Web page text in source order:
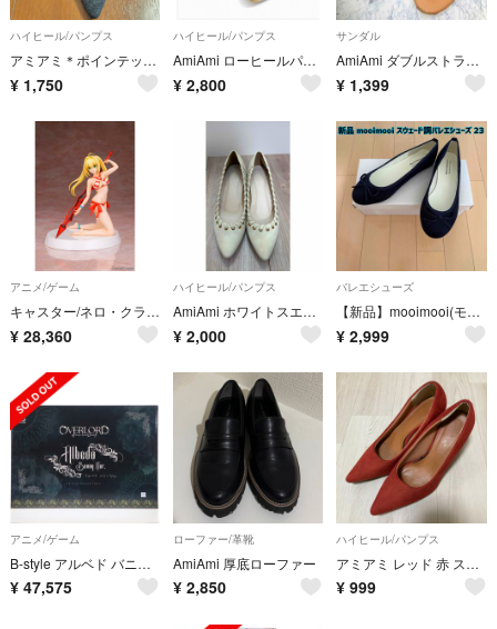
ハイヒール/パンプス
アミアミ＊ポインテッドトゥヒールパンプス
¥ 1,750
ハイヒール/パンプス
AmiAmi ローヒールパンプス 23.5cm
¥ 2,800
サンダル
AmiAmi ダブルストラップ ウエッジ サンダル シルバー スネーク ベージュ
¥ 1,399
アニメ/ゲーム
キャスター/ネロ・クラウディウス【Summer Queens】 Fate/Grand Order(フェイト/グランドオーダー) 1/8 完成品 フィギュア あみあみ&でじたみん&東京フィギュア限定 アワートレジャー
¥ 28,360
ハイヒール/パンプス
AmiAmi ホワイトスエードパンプス 走れるパンプス
¥ 2,000
バレエシューズ
【新品】mooimooi(モーイモーイ)スウェード調バレエシューズ 23
¥ 2,999
アニメ/ゲーム
B-style アルベド バニーVer. オーバーロードIV 1/4 完成品 フィギュア GOODSMILE ONLINE SHOP&Amazon.co.jp&あみあみ限定 FREEing(フリーイング)
¥ 47,575
ローファー/革靴
AmiAmi 厚底ローファー
¥ 2,850
ハイヒール/パンプス
アミアミ レッド 赤 スエード パンプス サイズL
¥ 999